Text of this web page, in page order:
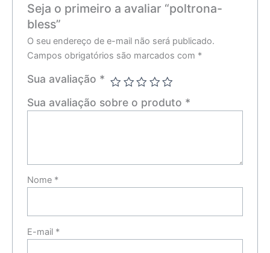
Seja o primeiro a avaliar “poltrona-
bless”
O seu endereço de e-mail não será publicado.
Campos obrigatórios são marcados com *
Sua avaliação *
Sua avaliação sobre o produto *
Nome *
E-mail *